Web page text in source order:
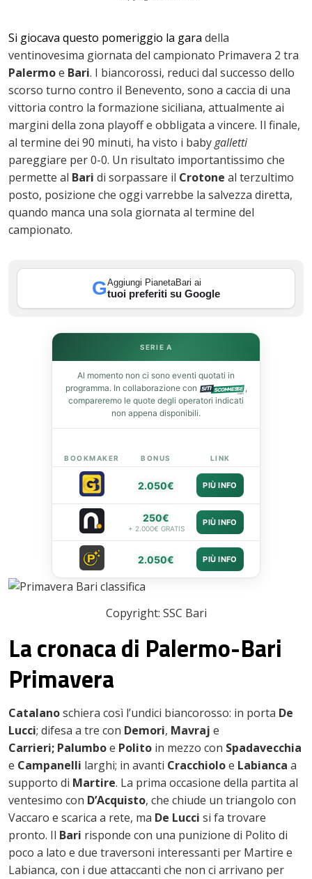
Si giocava questo pomeriggio la gara della
ventinovesima giornata del campionato Primavera 2 tra
Palermoe Bari. I biancorossi, reduci dal successo dello
scorso turno contro il Benevento, sono a caccia di una
vittoria contro la formazione siciliana, attualmente ai
margini della zona playoff e obbligata a vincere. Il finale,
al termine dei 90 minuti, ha visto i babygalletti
pareggiare per 0-0. Un risultato importantissimo che
permette al Bari di sorpassare il Crotone al terzultimo
posto, posizione che oggi varrebbe la salvezza diretta,
quando manca una sola giornata al termine del
campionato.
GAggiungi PianetaBari ai
tuoi preferiti su Google
SERIE A
Al momento non ci sono eventi quotati in
programma. In collaborazione con
,
compareremo le quote degli operatori indicati
non appena disponibili.
BOOKMAKER BONUS LINK
2.050€ PIÙ INFO
250€
+ 2.000€ GRATIS
PIÙ INFO
2.050€ PIÙ INFO
Copyright: SSC Bari
La cronaca di Palermo-Bari
Primavera
Catalanoschiera così l’undici biancorosso: in porta De
Lucci; difesa a tre con Demori, Mavraj e
Carrieri; Palumboe Polito in mezzo con Spadavecchia
e Campanelli larghi; in avanti Cracchioloe Labianca a
supporto di Martire. La prima occasione della partita al
ventesimo con D’Acquisto, che chiude un triangolo con
Vaccaro e scarica a rete, ma De Lucci si fa trovare
pronto. Il Bari risponde con una punizione di Polito di
poco a lato e due traversoni interessanti per Martire e
Labianca, con i due attaccanti che non ci arrivano per